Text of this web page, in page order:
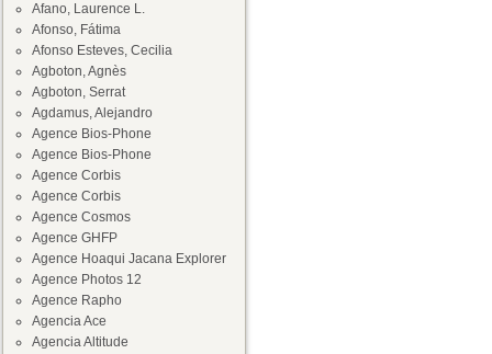
Afano, Laurence L.
Afonso, Fátima
Afonso Esteves, Cecilia
Agboton, Agnès
Agboton, Serrat
Agdamus, Alejandro
Agence Bios-Phone
Agence Bios-Phone
Agence Corbis
Agence Corbis
Agence Cosmos
Agence GHFP
Agence Hoaqui Jacana Explorer
Agence Photos 12
Agence Rapho
Agencia Ace
Agencia Altitude